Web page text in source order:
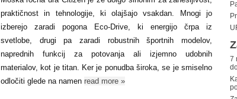
praktičnost in tehnologije, ki olajšajo vsakdan. Mnogi jo
izberejo zaradi pogona Eco-Drive, ki energijo črpa iz
svetlobe, drugi pa zaradi robustnih športnih modelov,
naprednih funkcij za potovanja ali izjemno udobnih
materialov, kot je titan. Ker je ponudba široka, se je smiselno
odločiti glede na namen read more »
7